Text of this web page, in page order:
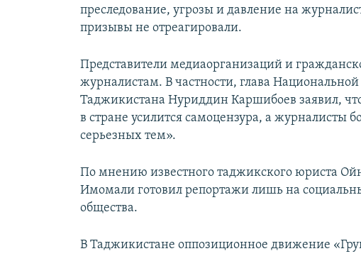
преследование, угрозы и давление на
призывы не отреагировали.
Представители медиаорганизаций и
журналистам. В частности, глава
Таджикистана Нуриддин Каршибоев заявил,
в стране усилится самоцензура, а журналисты
серьезных тем».
По мнению известного таджикского юриста
Имомали готовил репортажи лишь на
общества.
В Таджикистане оппозиционное движение